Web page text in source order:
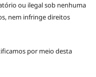
ou ilegal sob nenhuma
nem infringe direitos
por meio desta